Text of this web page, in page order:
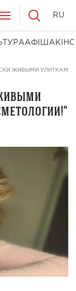
АФІША КІНО
RU
ЖИВЫМИ УЛИТКАМИ: